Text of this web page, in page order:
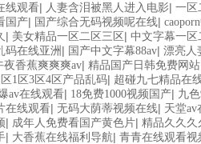
线观看| 人妻含泪被黑人进入电影| 一区
国产| 国产综合无码视频呢在线|
| 美女精品一区二区三区 | 中文字幕一区
码在线亚洲 | 国产中文字幕88av| 漂亮人
夜香蕉爽爽爽av| 精品国产日韩免费网站
1区3区4区产品乱码| 超碰九七精品在
av在线观看| 18免费1000视频国产| 九
在线观看| 无码大荫蒂视频在线| 天堂av
| 成年人免费看国产黄色片| 精品久久久
| 大香蕉在线福利导航| 青青在线观看视